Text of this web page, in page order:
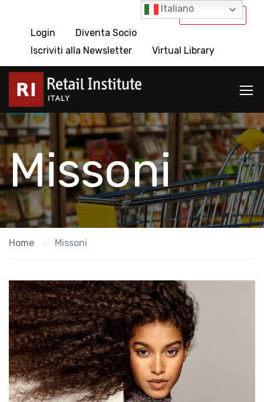
International
Login
Diventa Socio
Iscriviti alla Newsletter
Virtual Library
Missoni
Home Missoni
Italiano